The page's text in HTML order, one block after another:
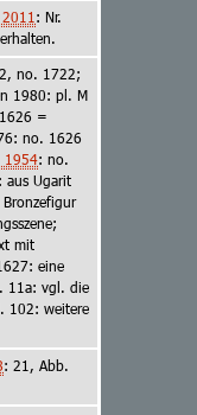
: Nr.
no. 1722;
1980: pl. M
=
no. 1626
1954: no.
aus Ugarit
mit
eine
11a: vgl. die
102: weitere
: 21, Abb.